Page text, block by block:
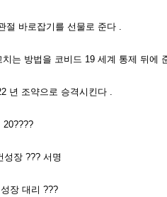
절 바로잡기를 선물로 준다 .
는 방법을 코비드 19 세계 통제 뒤에
년 조약으로 승격시킨다 .
??? 서명
대리 ???